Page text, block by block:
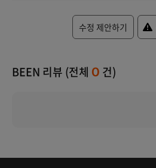
수정 제안하기
BEEN 리뷰 (전체 0 건)